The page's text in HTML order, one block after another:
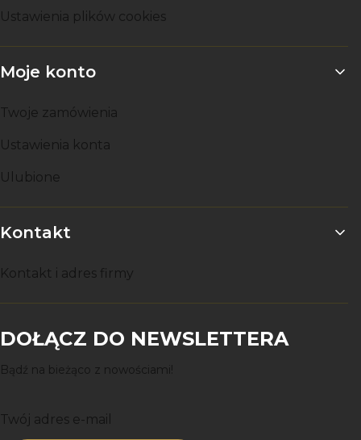
Ustawienia plików cookies
Moje konto
Twoje zamówienia
Ustawienia konta
Ulubione
Kontakt
Kontakt i adres firmy
DOŁĄCZ DO NEWSLETTERA
Bądź na bieżąco z nowościami!
Twój adres e-mail